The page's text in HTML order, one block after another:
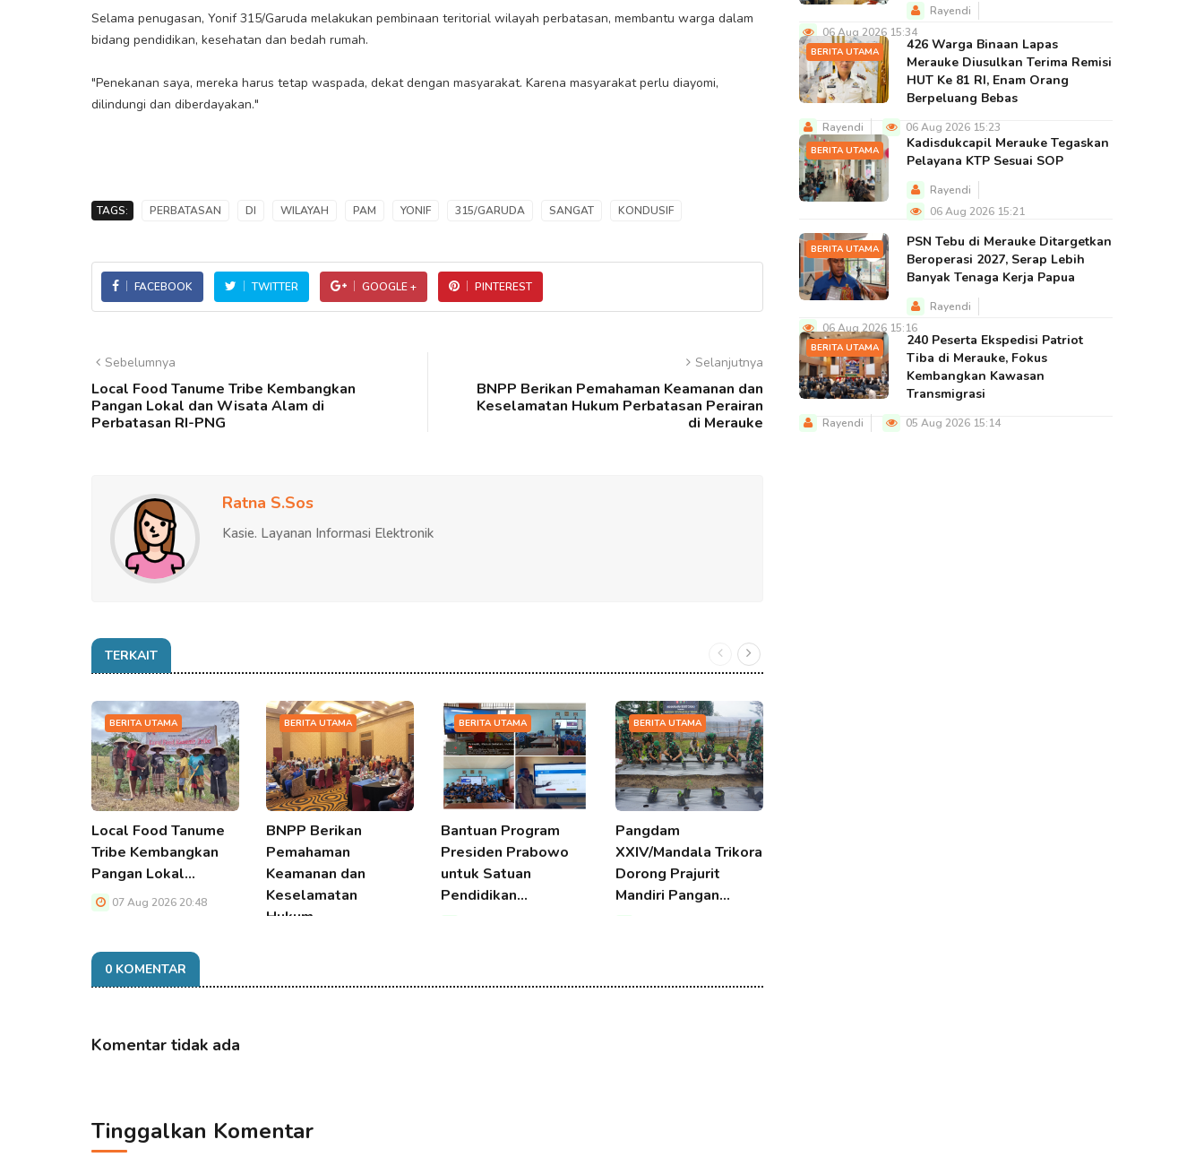
Selama penugasan, Yonif 315/Garuda melakukan pembinaan teritorial wilayah perbatasan, membantu warga dalam
bidang pendidikan, kesehatan dan bedah rumah.
"Penekanan saya, mereka harus tetap waspada, dekat dengan masyarakat. Karena masyarakat perlu diayomi,
dilindungi dan diberdayakan."
TAGS: PERBATASAN DI WILAYAH PAM YONIF 315/GARUDA SANGAT KONDUSIF
FACEBOOK TWITTER GOOGLE + PINTEREST
Sebelumnya
Local Food Tanume Tribe Kembangkan
Pangan Lokal dan Wisata Alam di
Perbatasan RI-PNG
Selanjutnya
BNPP Berikan Pemahaman Keamanan dan
Keselamatan Hukum Perbatasan Perairan
di Merauke
Ratna S.Sos
Kasie. Layanan Informasi Elektronik
TERKAIT
BERITA UTAMA
Local Food Tanume
Tribe Kembangkan
Pangan Lokal…
07 Aug 2026 20:48
BERITA UTAMA
BNPP Berikan
Pemahaman
Keamanan dan
Keselamatan
Hukum…
BERITA UTAMA
Bantuan Program
Presiden Prabowo
untuk Satuan
Pendidikan…
BERITA UTAMA
Pangdam
XXIV/Mandala Trikora
Dorong Prajurit
Mandiri Pangan…
0 KOMENTAR
Komentar tidak ada
Tinggalkan Komentar
Rayendi
06 Aug 2026 15:34
BERITA UTAMA
426 Warga Binaan Lapas
Merauke Diusulkan Terima Remisi
HUT Ke 81 RI, Enam Orang
Berpeluang Bebas
Rayendi 06 Aug 2026 15:23
BERITA UTAMA
Kadisdukcapil Merauke Tegaskan
Pelayana KTP Sesuai SOP
Rayendi
06 Aug 2026 15:21
BERITA UTAMA
PSN Tebu di Merauke Ditargetkan
Beroperasi 2027, Serap Lebih
Banyak Tenaga Kerja Papua
Rayendi
06 Aug 2026 15:16
BERITA UTAMA
240 Peserta Ekspedisi Patriot
Tiba di Merauke, Fokus
Kembangkan Kawasan
Transmigrasi
Rayendi 05 Aug 2026 15:14